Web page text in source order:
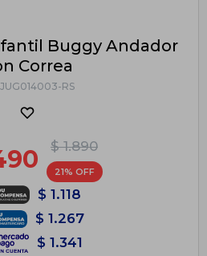
Buggy Andador
Correa
JUG014003-RS
$ 1.890
21
$ 1.118
$ 1.267
$ 1.341